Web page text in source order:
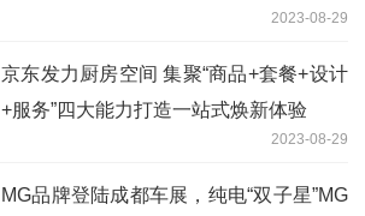
2023-08-29
京东发力厨房空间 集聚“商品+套餐+设计
+服务”四大能力打造一站式焕新体验
2023-08-29
MG品牌登陆成都车展，纯电“双子星”MG